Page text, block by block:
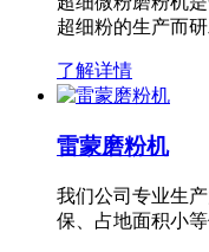
超细粉的生产而
了解详情
雷蒙磨粉机
我们公司专业生
保、占地面积小